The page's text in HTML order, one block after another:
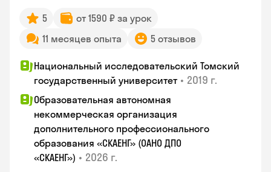
5
от 1590 ₽ за урок
11 месяцев опыта
5 отзывов
Национальный исследовательский Томский
государственный университет • 2019 г.
Образовательная автономная
некоммерческая организация
дополнительного профессионального
образования «СКАЕНГ» (ОАНО ДПО
«СКАЕНГ») • 2026 г.